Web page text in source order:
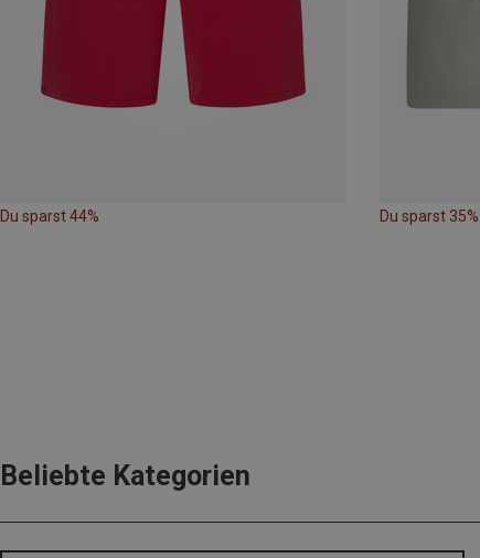
Du sparst 44% Du sparst 35%
Beliebte Kategorien